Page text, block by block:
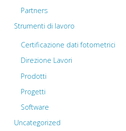
Partners
Strumenti di lavoro
Certificazione dati fotometrici
Direzione Lavori
Prodotti
Progetti
Software
Uncategorized